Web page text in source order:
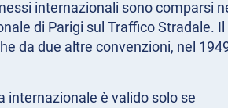
internazionali sono comparsi
di Parigi sul Traffico Stradale. Il
da due altre convenzioni, nel
internazionale è valido solo se